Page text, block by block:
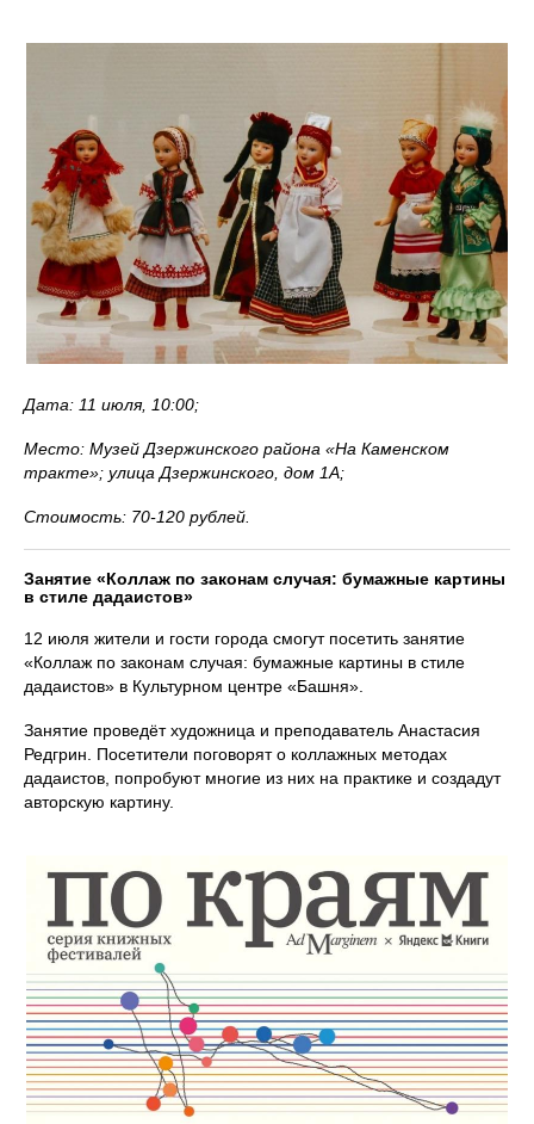
Дата: 11 июля, 10:00;
Место: Музей Дзержинского района «На Каменском
тракте»; улица Дзержинского, дом 1А;
Стоимость: 70-120 рублей.
Занятие «Коллаж по законам случая: бумажные картины
в стиле дадаистов»
12 июля жители и гости города смогут посетить занятие
«Коллаж по законам случая: бумажные картины в стиле
дадаистов» в Культурном центре «Башня».
Занятие проведёт художница и преподаватель Анастасия
Редгрин. Посетители поговорят о коллажных методах
дадаистов, попробуют многие из них на практике и создадут
авторскую картину.